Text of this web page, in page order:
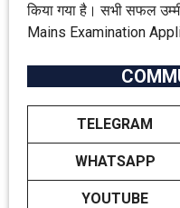
किया गया है। सभी सफल
Mains Examination
TELEGRAM
WHATSAPP
YOUTUBE